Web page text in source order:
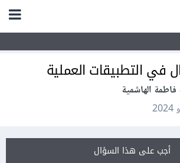
في التطبيقات العملية
الهاشمية
أجب على هذا السؤال